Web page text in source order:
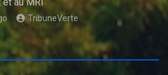
TribuneVerte